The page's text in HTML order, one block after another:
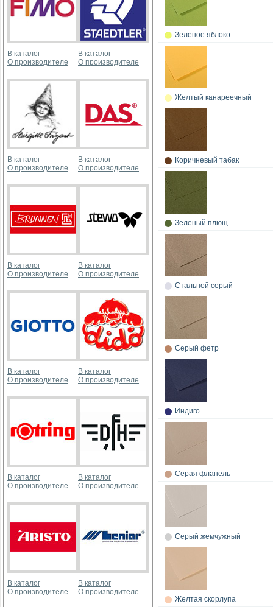
В каталог
О производителе
В каталог
О производителе
В каталог
О производителе
В каталог
О производителе
В каталог
О производителе
В каталог
О производителе
В каталог
О производителе
В каталог
О производителе
В каталог
О производителе
В каталог
О производителе
В каталог
О производителе
В каталог
О производителе
Зеленое яблоко
Желтый канареечный
Коричневый табак
Зеленый плющ
Стальной серый
Серый фетр
Индиго
Серая фланель
Серый жемчужный
Желтая скорлупа